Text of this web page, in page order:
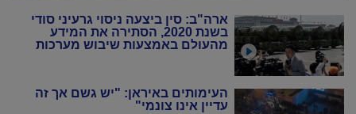
ארה"ב: סין ביצעה ניסוי גרעיני סודי
בשנת 2020, הסתירה את המידע
מהעולם באמצעות שיבוש מערכות
העימותים באיראן: "יש גשם אך זה
עדיין אינו צונמי"